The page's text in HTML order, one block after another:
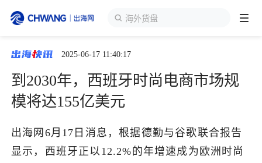
海外货盘
跨境展会
出海服务
出海资讯
2025-06-17 11:40:17
到2030年，西班牙时尚电商市场规
模将达155亿美元
出海网6月17日消息，根据德勤与谷歌联合报告
显示，西班牙正以12.2%的年增速成为欧洲时尚